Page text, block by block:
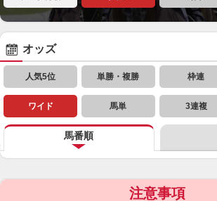
オッズ
人気5位 単勝・複勝 枠連
ワイド 馬単 3連複
馬番順
注意事項